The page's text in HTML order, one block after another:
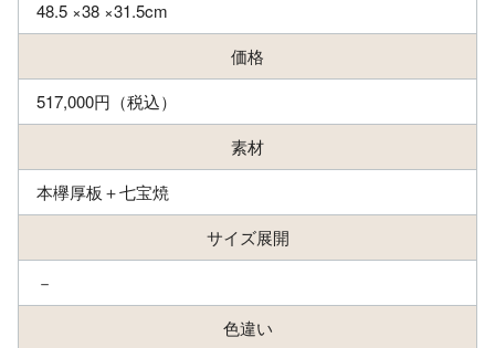
48.5 ×38 ×31.5cm
価格
517,000円（税込）
素材
本欅厚板＋七宝焼
サイズ展開
－
色違い